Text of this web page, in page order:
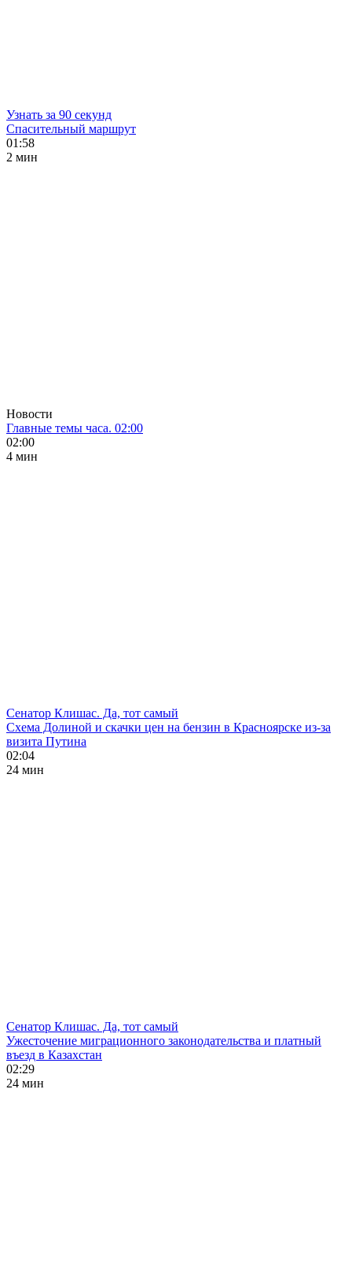
Узнать за 90 секунд
Спасительный маршрут
01:58
2 мин
Новости
Главные темы часа. 02:00
02:00
4 мин
Сенатор Клишас. Да, тот самый
Схема Долиной и скачки цен на бензин в Красноярске из-за
визита Путина
02:04
24 мин
Сенатор Клишас. Да, тот самый
Ужесточение миграционного законодательства и платный
въезд в Казахстан
02:29
24 мин